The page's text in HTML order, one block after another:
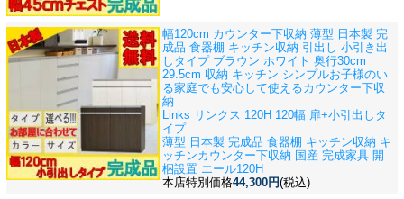
幅120cm カウンター下収納 薄型 日本製 完
成品 食器棚 キッチン収納 引出し 小引き出
しタイプ ブラウン ホワイト 奥行30cm
29.5cm 収納 キッチン シンプルお子様のい
る家庭でも安心して使えるカウンター下収
納
Links リンクス 120H 120幅 扉+小引出しタ
イプ
薄型 日本製 完成品 食器棚 キッチン収納 キ
ッチンカウンター下収納 国産 完成家具 開
梱設置 エール120H
本店特別価格44,300円(税込)